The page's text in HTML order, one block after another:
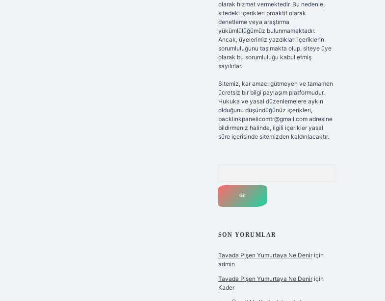
olarak hizmet vermektedir. Bu nedenle,
sitedeki içerikleri proaktif olarak
denetleme veya araştırma
yükümlülüğümüz bulunmamaktadır.
Ancak, üyelerimiz yazdıkları içeriklerin
sorumluluğunu taşımakta olup, siteye üye
olarak bu sorumluluğu kabul etmiş
sayılırlar.
Sitemiz, kar amacı gütmeyen ve tamamen
ücretsiz bir bilgi paylaşım platformudur.
Hukuka ve yasal düzenlemelere aykırı
olduğunu düşündüğünüz içerikleri,
backlinkpanelicomtr@gmail.comadresine
bildirmeniz halinde, ilgili içerikler yasal
süre içerisinde sitemizden kaldırılacaktır.
SON YORUMLAR
Tavada Pişen Yumurtaya Ne Deniriçin
admin
Tavada Pişen Yumurtaya Ne Deniriçin
Kader